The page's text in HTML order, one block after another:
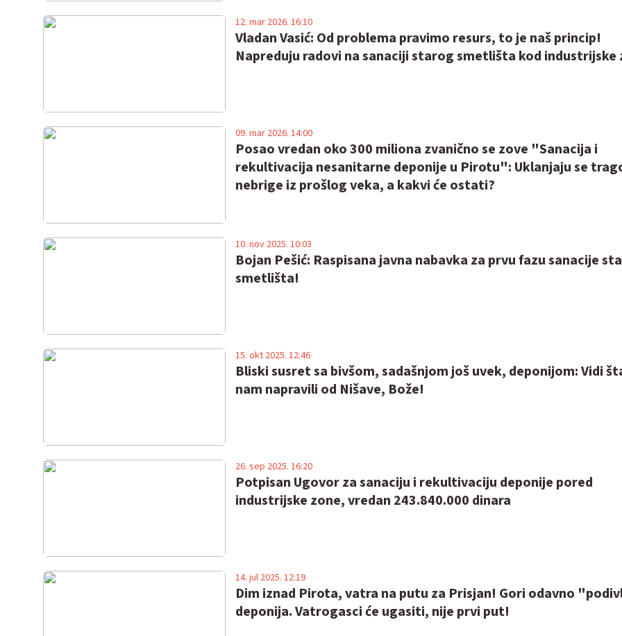
Vladan Vasić: Od problema pravimo resurs, to je naš princip!
Napreduju radovi na sanaciji starog smetlišta kod industrijske
12. mar 2026. 16:10
Posao vredan oko 300 miliona zvanično se zove "Sanacija i
rekultivacija nesanitarne deponije u Pirotu": Uklanjaju se
nebrige iz prošlog veka, a kakvi će ostati?
09. mar 2026. 14:00
Bojan Pešić: Raspisana javna nabavka za prvu fazu sanacije
smetlišta!
10. nov 2025. 10:03
Bliski susret sa bivšom, sadašnjom još uvek, deponijom: Vidi
nam napravili od Nišave, Bože!
15. okt 2025. 12:46
Potpisan Ugovor za sanaciju i rekultivaciju deponije pored
industrijske zone, vredan 243.840.000 dinara
26. sep 2025. 16:20
Dim iznad Pirota, vatra na putu za Prisjan! Gori odavno
deponija. Vatrogasci će ugasiti, nije prvi put!
14. jul 2025. 12:19